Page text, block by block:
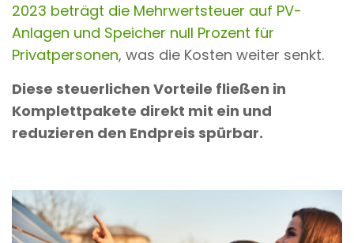
2023 beträgt die Mehrwertsteuer auf PV-
Anlagen und Speicher null Prozent für
Privatpersonen, was die Kosten weiter senkt.
Diese steuerlichen Vorteile fließen in
Komplettpakete direkt mit ein und
reduzieren den Endpreis spürbar.